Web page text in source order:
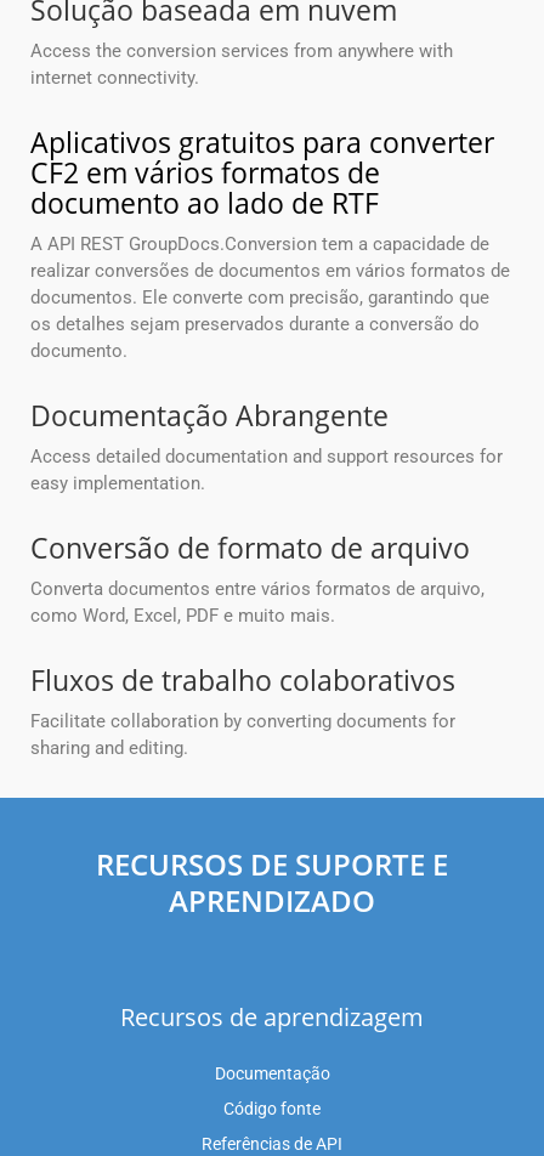
Solução baseada em nuvem
Access the conversion services from anywhere with
internet connectivity.
Aplicativos gratuitos para converter
CF2 em vários formatos de
documento ao lado de RTF
A API REST GroupDocs.Conversion tem a capacidade de
realizar conversões de documentos em vários formatos de
documentos. Ele converte com precisão, garantindo que
os detalhes sejam preservados durante a conversão do
documento.
Documentação Abrangente
Access detailed documentation and support resources for
easy implementation.
Conversão de formato de arquivo
Converta documentos entre vários formatos de arquivo,
como Word, Excel, PDF e muito mais.
Fluxos de trabalho colaborativos
Facilitate collaboration by converting documents for
sharing and editing.
RECURSOS DE SUPORTE E
APRENDIZADO
Recursos de aprendizagem
Documentação
Código fonte
Referências de API